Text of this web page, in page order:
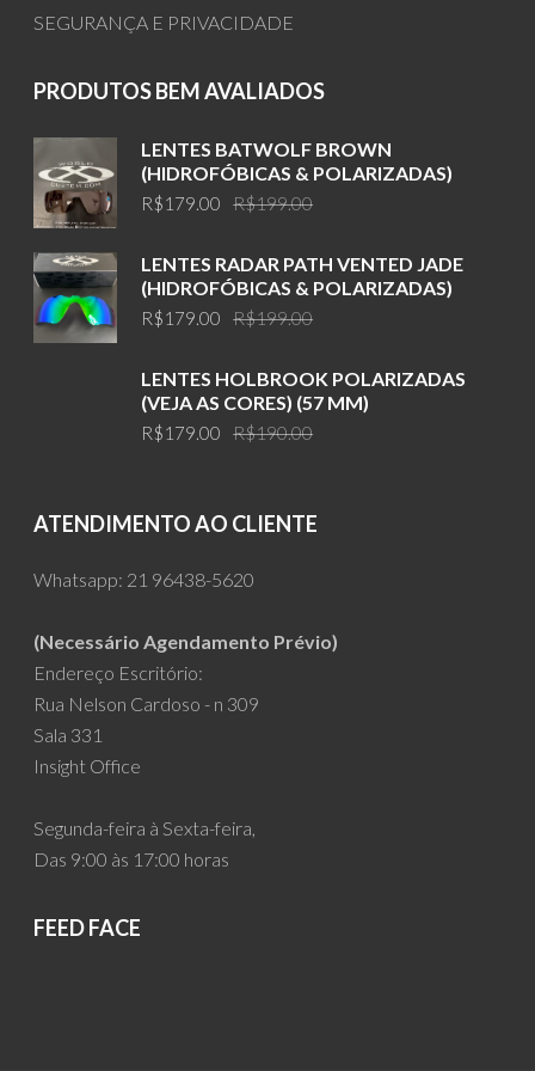
SEGURANÇA E PRIVACIDADE
PRODUTOS BEM AVALIADOS
LENTES BATWOLF BROWN
(HIDROFÓBICAS & POLARIZADAS)
R$199.00
was:
R$199.00.
R$179.00
is:
R$179.00.
LENTES RADAR PATH VENTED JADE
(HIDROFÓBICAS & POLARIZADAS)
R$199.00
was:
R$199.00.
R$179.00
is:
R$179.00.
LENTES HOLBROOK POLARIZADAS
(VEJA AS CORES) (57 MM)
R$190.00
R$190.00.
R$179.00
R$179.00.
ATENDIMENTO AO CLIENTE
Whatsapp: 21 96438-5620
(Necessário Agendamento Prévio)
Endereço Escritório:
Rua Nelson Cardoso - n 309
Sala 331
Insight Office
Segunda-feira à Sexta-feira,
Das 9:00 às 17:00 horas
FEED FACE